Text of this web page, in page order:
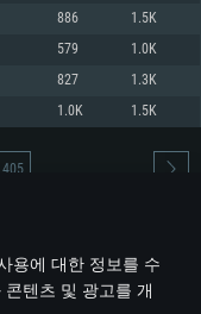
용에 대한 정보를 수
텐츠 및 광고를 개
이버를 지원하는 NVIDIA
최신 그래픽 드라이버를
해상도 720p) 이상
886 1.5K
579 1.0K
827 1.3K
1.0K 1.5K
405